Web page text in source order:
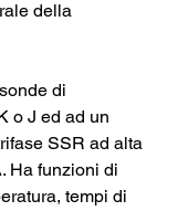
della
di
o J ed ad un
SSR ad alta
Ha funzioni di
tempi di